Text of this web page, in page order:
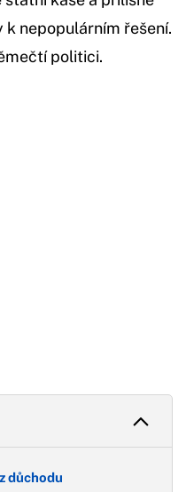
nepopulárním řešení.
politici.
důchodu